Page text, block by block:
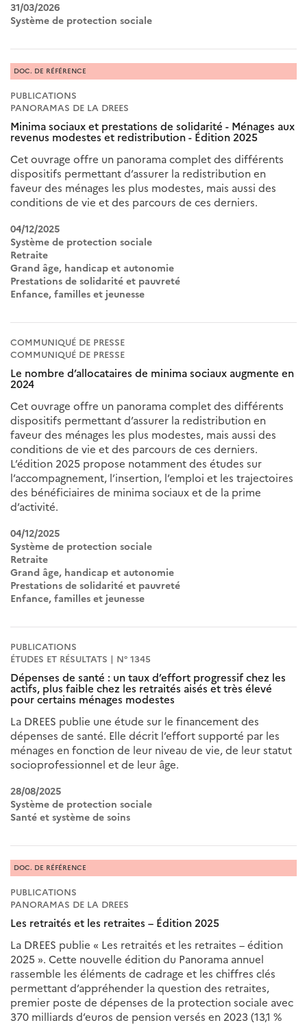
31/03/2026
Système de protection sociale
PUBLICATIONS
PANORAMAS DE LA DREES
Minima sociaux et prestations de solidarité - Ménages aux
revenus modestes et redistribution - Édition 2025
Cet ouvrage offre un panorama complet des différents
dispositifs permettant d’assurer la redistribution en
faveur des ménages les plus modestes, mais aussi des
conditions de vie et des parcours de ces derniers.
DOC. DE RÉFÉRENCE
04/12/2025
Système de protection sociale
Retraite
Grand âge, handicap et autonomie
Prestations de solidarité et pauvreté
Enfance, familles et jeunesse
COMMUNIQUÉ DE PRESSE
COMMUNIQUÉ DE PRESSE
Le nombre d’allocataires de minima sociaux augmente en
2024
Cet ouvrage offre un panorama complet des différents
dispositifs permettant d’assurer la redistribution en
faveur des ménages les plus modestes, mais aussi des
conditions de vie et des parcours de ces derniers.
L’édition 2025 propose notamment des études sur
l’accompagnement, l’insertion, l’emploi et les trajectoires
des bénéficiaires de minima sociaux et de la prime
d’activité.
04/12/2025
Système de protection sociale
Retraite
Grand âge, handicap et autonomie
Prestations de solidarité et pauvreté
Enfance, familles et jeunesse
PUBLICATIONS
ÉTUDES ET RÉSULTATS | N° 1345
Dépenses de santé : un taux d’effort progressif chez les
actifs, plus faible chez les retraités aisés et très élevé
pour certains ménages modestes
La DREES publie une étude sur le financement des
dépenses de santé. Elle décrit l’effort supporté par les
ménages en fonction de leur niveau de vie, de leur statut
socioprofessionnel et de leur âge.
28/08/2025
Système de protection sociale
Santé et système de soins
PUBLICATIONS
PANORAMAS DE LA DREES
Les retraités et les retraites – Édition 2025
La DREES publie « Les retraités et les retraites – édition
2025 ». Cette nouvelle édition du Panorama annuel
rassemble les éléments de cadrage et les chiffres clés
permettant d’appréhender la question des retraites,
premier poste de dépenses de la protection sociale avec
370 milliards d’euros de pension versés en 2023 (13,1 %
DOC. DE RÉFÉRENCE